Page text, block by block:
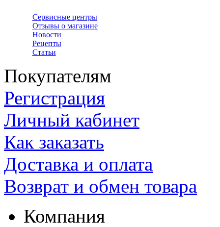
Сервисные центры
Отзывы о магазине
Новости
Рецепты
Статьи
Покупателям
Регистрация
Личный кабинет
Как заказать
Доставка и оплата
Возврат и обмен товара
Компания